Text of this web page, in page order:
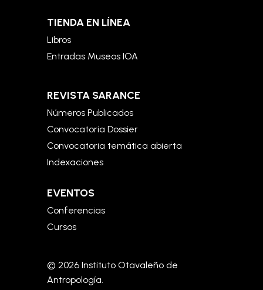
TIENDA EN LÍNEA
Libros
Entradas Museos IOA
REVISTA SARANCE
Números Publicados
Convocatoria Dossier
Convocatoria temática abierta
Indexaciones
EVENTOS
Conferencias
Cursos
© 2026 Instituto Otavaleño de
Antropología.